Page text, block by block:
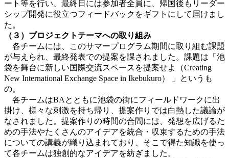
ート等を行い、最終日には参加者全員に、帰国後もリーダー
シップ開発に役立つフィードバックをギフトにして届けまし
た。
（３）プロジェクトテーマへの取り組み
各チームには、このサマープログラム期間に取り組む課題
が与えられ、最終発表での提案を課されました。課題は「池
袋を舞台に新しい国際交流スペースを提案せよ（Creating
New International Exchange Space in Ikebukuro） 」というも
の。
各チームはBAとともに池袋の街にフィールドワークに出
掛け、様々な刺激を持ち帰り、提案作りでは白熱した議論が
なされました。提案作りの時間の合間には、発想を広げるた
めの手法やたくさんのアイデアを統合・収束するための手法
についての講義が織り込まれており、そこで得た知識を使っ
て各チームは独創的なアイデアを紡ぎました。